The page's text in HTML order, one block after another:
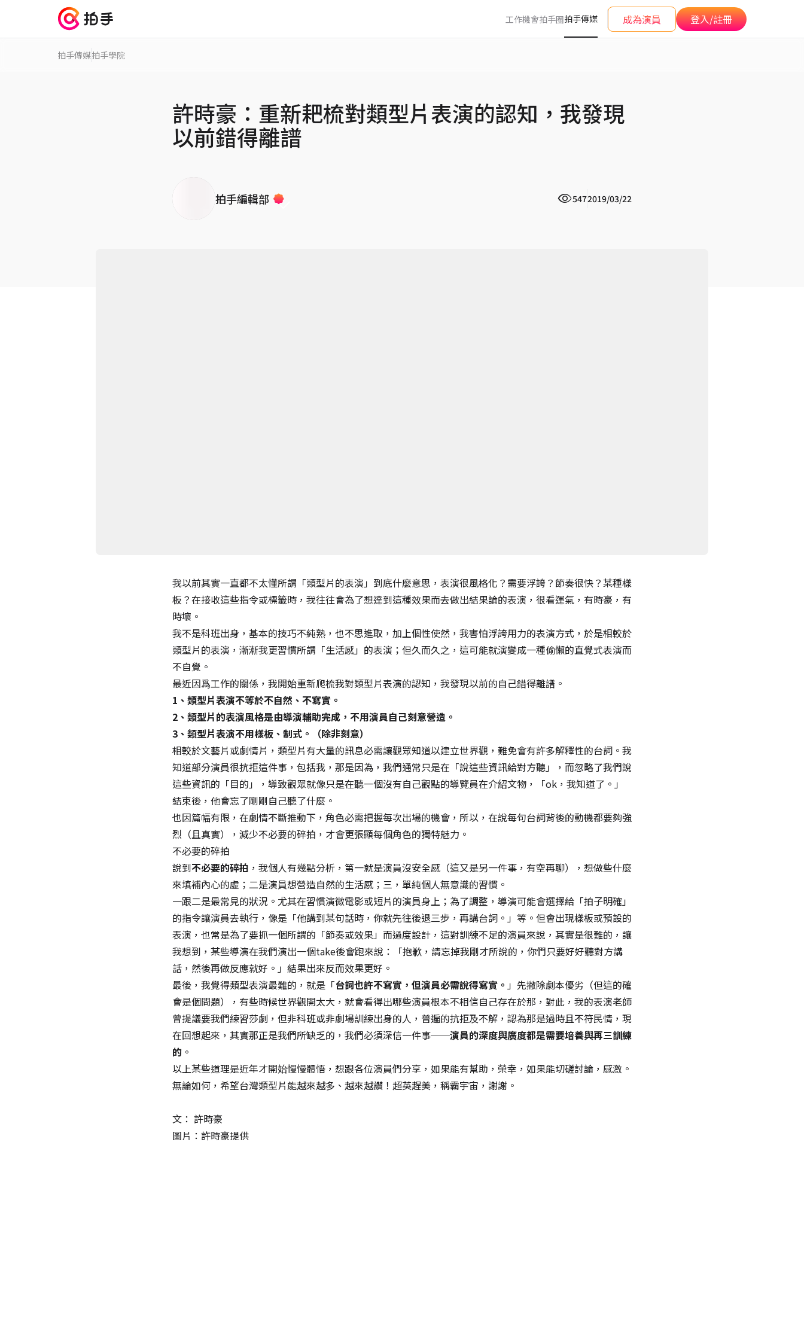
工作機會拍手圈拍手傳媒 成為演員 登入/註冊
拍手傳媒拍手學院
許時豪：重新耙梳對類型片表演的認知，我發現
以前錯得離譜
拍手編輯部 5472019/03/22
我以前其實一直都不太懂所謂「類型片的表演」到底什麼意思，表演很風格化？需要浮誇？節奏很快？某種樣
板？在接收這些指令或標籤時，我往往會為了想達到這種效果而去做出結果論的表演，很看運氣，有時豪，有
時壞。
我不是科班出身，基本的技巧不純熟，也不思進取，加上個性使然，我害怕浮誇用力的表演方式，於是相較於
類型片的表演，漸漸我更習慣所謂「生活感」的表演；但久而久之，這可能就演變成一種偷懶的直覺式表演而
不自覺。
最近因爲工作的關係，我開始重新爬梳我對類型片表演的認知，我發現以前的自己錯得離譜。
1、類型片表演不等於不自然、不寫實。
2、類型片的表演風格是由導演輔助完成，不用演員自己刻意營造。
3、類型片表演不用樣板、制式。（除非刻意）
相較於文藝片或劇情片，類型片有大量的訊息必需讓觀眾知道以建立世界觀，難免會有許多解釋性的台詞。我
知道部分演員很抗拒這件事，包括我，那是因為，我們通常只是在「說這些資訊給對方聽」，而忽略了我們說
這些資訊的「目的」，導致觀眾就像只是在聽一個沒有自己觀點的導覽員在介紹文物，「ok，我知道了。」
結束後，他會忘了剛剛自己聽了什麼。
也因篇幅有限，在劇情不斷推動下，角色必需把握每次出場的機會，所以，在說每句台詞背後的動機都要夠強
烈（且真實），減少不必要的碎拍，才會更張顯每個角色的獨特魅力。
不必要的碎拍
說到不必要的碎拍 ，我個人有幾點分析，第一就是演員沒安全感（這又是另一件事，有空再聊），想做些什麼
來填補內心的虛；二是演員想營造自然的生活感；三，單純個人無意識的習慣。
一跟二是最常見的狀況。尤其在習慣演微電影或短片的演員身上；為了調整，導演可能會選擇給「拍子明確」
的指令讓演員去執行，像是「他講到某句話時，你就先往後退三步，再講台詞。」等。但會出現樣板或預設的
表演，也常是為了要抓一個所謂的「節奏或效果」而過度設計，這對訓練不足的演員來說，其實是很難的，讓
我想到，某些導演在我們演出一個take後會跑來說：「抱歉，請忘掉我剛才所說的，你們只要好好聽對方講
話，然後再做反應就好。」結果出來反而效果更好。
最後，我覺得類型表演最難的，就是「台詞也許不寫實，但演員必需說得寫實。 」先撇除劇本優劣（但這的確
會是個問題），有些時候世界觀開太大，就會看得出哪些演員根本不相信自己存在於那，對此，我的表演老師
曾提議要我們練習莎劇，但非科班或非劇場訓練出身的人，普遍的抗拒及不解，認為那是過時且不符民情，現
在回想起來，其實那正是我們所缺乏的，我們必須深信一件事──演員的深度與廣度都是需要培養與再三訓練
的 。
以上某些道理是近年才開始慢慢體悟，想跟各位演員們分享，如果能有幫助，榮幸，如果能切磋討論，感激。
無論如何，希望台灣類型片能越來越多、越來越讚！超英趕美，稱霸宇宙，謝謝。
文： 許時豪
圖片：許時豪提供